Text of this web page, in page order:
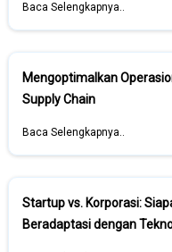
Baca Selengkapnya..
Mengoptimalkan
Supply Chain
Baca Selengkapnya..
Startup vs. Korporasi:
Beradaptasi dengan